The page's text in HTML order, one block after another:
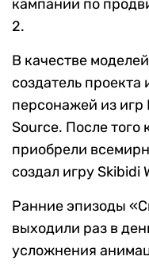
кампании по
2.
В качестве
создатель проекта
персонажей из
Source. После
приобрели
создал игру Skibidi
Ранние эпизоды
выходили раз в
усложнения